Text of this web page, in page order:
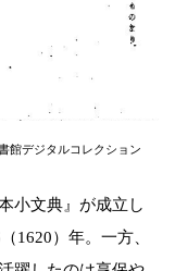
館デジタルコレクション
小文典』が成立し
1620）年。一方、